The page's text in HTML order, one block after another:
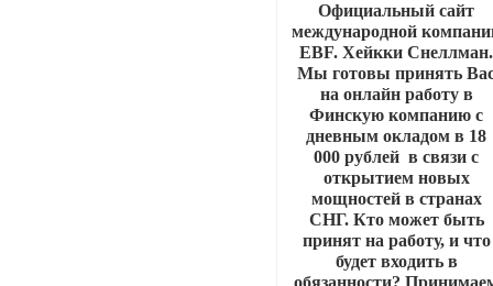
Официальный сайт
международной
EBF. Хейкки Снеллман.
Мы готовы принять
на онлайн работу в
Финскую компанию с
дневным окладом в 18
000 рублей в связи с
открытием новых
мощностей в странах
СНГ. Кто может быть
принят на работу, и что
будет входить в